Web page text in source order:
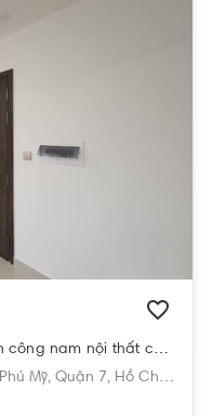
Căn hộ Q7 Boulevard hướng ban công nam nội thất cơ bản diện tích 69.95m²
Phú Mỹ, Quận 7, Hồ Chí Minh